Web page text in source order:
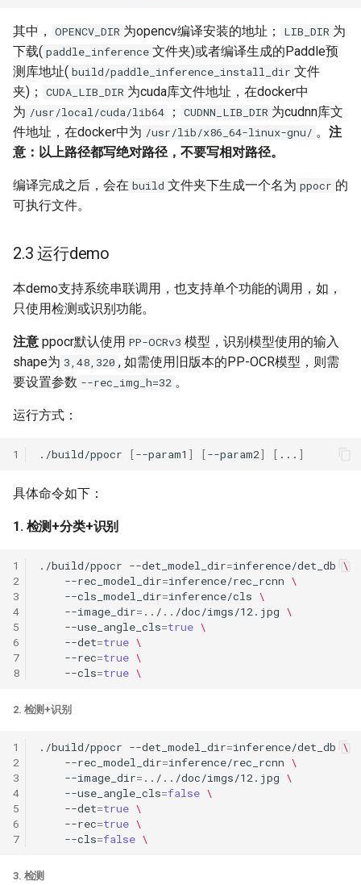
其中， OPENCV_DIR 为opencv编译安装的地址； LIB_DIR 为
下载( paddle_inference 文件夹)或者编译生成的Paddle预
测库地址( build/paddle_inference_install_dir 文件
夹)；
CUDA_LIB_DIR 为cuda库文件地址，在docker中
为 /usr/local/cuda/lib64 ； CUDNN_LIB_DIR 为cudnn库文
件地址，在docker中为 /usr/lib/x86_64-linux-gnu/ 。 注
意：以上路径都写绝对路径，不要写相对路径。
编译完成之后，会在 build 文件夹下生成一个名为 ppocr 的
可执行文件。
2.3 运行demo
本demo支持系统串联调用，也支持单个功能的调用，如，
只使用检测或识别功能。
注意 ppocr默认使用 PP-OCRv3 模型，识别模型使用的输入
shape为 3,48,320 , 如需使用旧版本的PP-OCR模型，则需
要设置参数 --rec_img_h=32 。
运行方式：
1 ./build/ppocr [--param1 ] [--param2] [ ... ]
具体命令如下：
1. 检测+分类+识别
1
2
3
4
5
6
7
8
./build/ppocr --det_model_dir=inference/det_db \
--rec_model_dir=inference/rec_rcnn \
--cls_model_dir=inference/cls \
--image_dir= ../../doc/imgs/12.jpg \
--use_angle_cls=true \
--det=true \
--rec=true \
--cls=true \
2. 检测+识别
1
2
3
4
5
6
7
./build/ppocr --det_model_dir=inference/det_db \
--rec_model_dir=inference/rec_rcnn \
--image_dir= ../../doc/imgs/12.jpg \
--use_angle_cls=false \
--det=true \
--rec=true \
--cls=false \
3. 检测